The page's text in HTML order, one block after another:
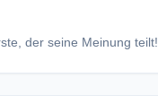
der seine Meinung teilt!